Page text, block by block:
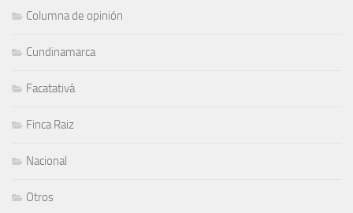
Columna de opinión
Cundinamarca
Facatativá
Finca Raiz
Nacional
Otros